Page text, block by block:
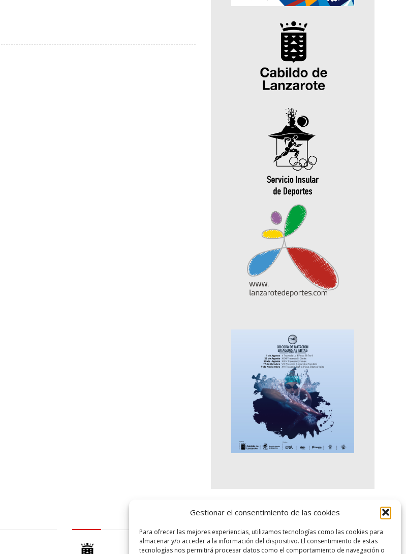
Gestionar el consentimiento de las cookies
Para ofrecer las mejores experiencias, utilizamos tecnologías como las cookies para
almacenar y/o acceder a la información del dispositivo. El consentimiento de estas
tecnologías nos permitirá procesar datos como el comportamiento de navegación o
logo SID